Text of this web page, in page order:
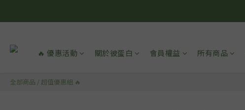
🔥 優惠活動 關於彼蛋白 會員權益 所有商品
全部商品 / 超值優惠組 🔥